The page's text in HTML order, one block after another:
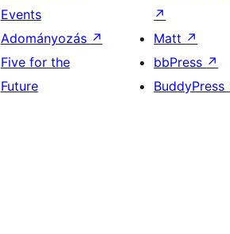
Events
Adományozás ↗
Five for the
Future
↗
Matt ↗
bbPress ↗
BuddyPress